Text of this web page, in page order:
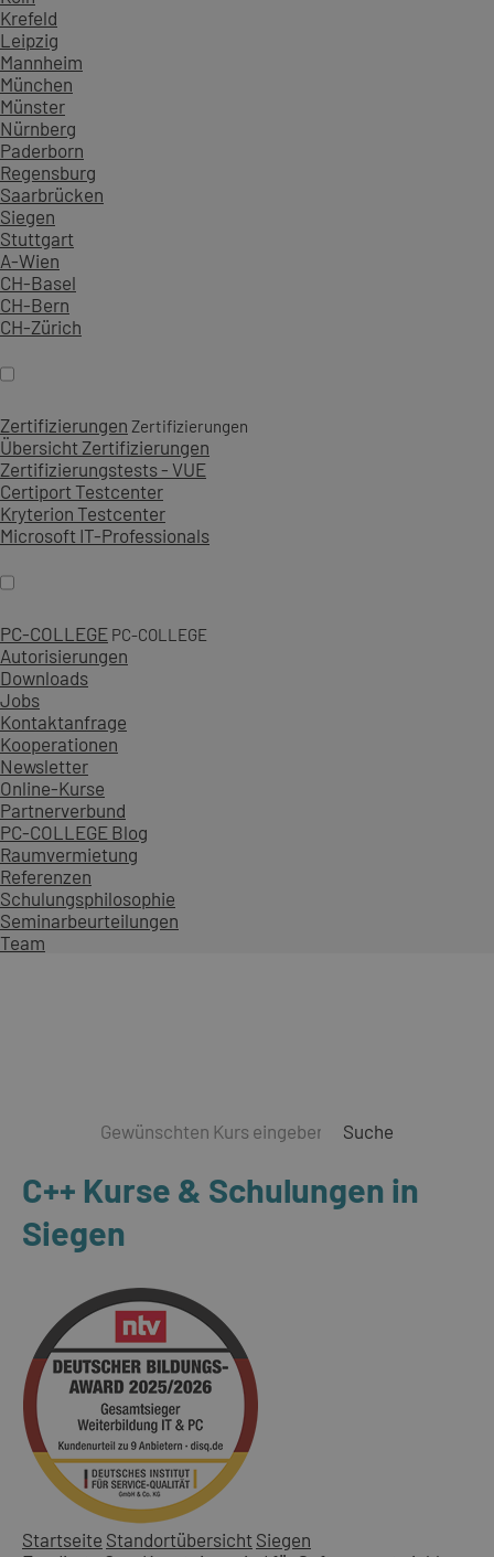
Krefeld
Leipzig
Mannheim
München
Münster
Nürnberg
Paderborn
Regensburg
Saarbrücken
Siegen
Stuttgart
A-Wien
CH-Basel
CH-Bern
CH-Zürich
Zertifizierungen Zertifizierungen
Übersicht Zertifizierungen
Zertifizierungstests - VUE
Certiport Testcenter
Kryterion Testcenter
Microsoft IT-Professionals
PC-COLLEGE PC-COLLEGE
Autorisierungen
Downloads
Jobs
Kontaktanfrage
Kooperationen
Newsletter
Online-Kurse
Partnerverbund
PC-COLLEGE Blog
Raumvermietung
Referenzen
Schulungsphilosophie
Seminarbeurteilungen
Team
Suche
C++ Kurse & Schulungen in
Siegen
Startseite Standortübersicht Siegen